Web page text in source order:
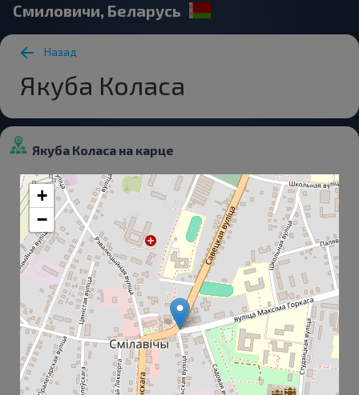
Смиловичи, Беларусь
Назад
Якуба Коласа
Якуба Коласа на карце
+
−